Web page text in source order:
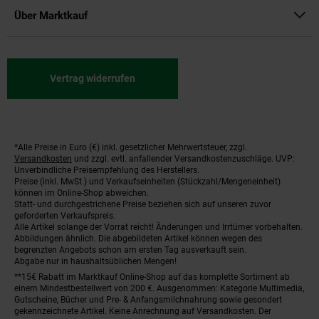
Über Marktkauf
Vertrag widerrufen
Fußnoten
*Alle Preise in Euro (€) inkl. gesetzlicher Mehrwertsteuer, zzgl.
Versandkosten und zzgl. evtl. anfallender Versandkostenzuschläge. UVP:
Unverbindliche Preisempfehlung des Herstellers.
Preise (inkl. MwSt.) und Verkaufseinheiten (Stückzahl/Mengeneinheit)
können im Online-Shop abweichen.
Statt- und durchgestrichene Preise beziehen sich auf unseren zuvor
geforderten Verkaufspreis.
Alle Artikel solange der Vorrat reicht! Änderungen und Irrtümer vorbehalten.
Abbildungen ähnlich. Die abgebildeten Artikel können wegen des
begrenzten Angebots schon am ersten Tag ausverkauft sein.
Abgabe nur in haushaltsüblichen Mengen!
**15€ Rabatt im Marktkauf Online-Shop auf das komplette Sortiment ab
einem Mindestbestellwert von 200 €. Ausgenommen: Kategorie Multimedia,
Gutscheine, Bücher und Pre- & Anfangsmilchnahrung sowie gesondert
gekennzeichnete Artikel. Keine Anrechnung auf Versandkosten. Der